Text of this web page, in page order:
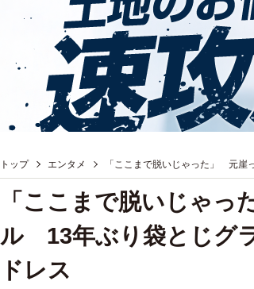
トップ エンタメ 「ここまで脱いじゃった」 元崖
「ここまで脱いじゃ
ル 13年ぶり袋とじグ
ドレス